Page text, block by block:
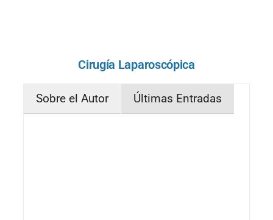
Cirugía Laparoscópica
Sobre el Autor Últimas Entradas